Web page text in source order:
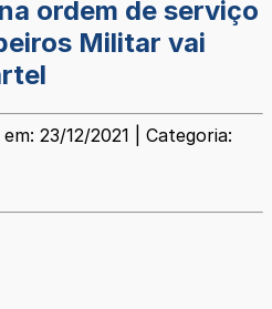
ordem de serviço
Militar vai
23/12/2021 | Categoria: